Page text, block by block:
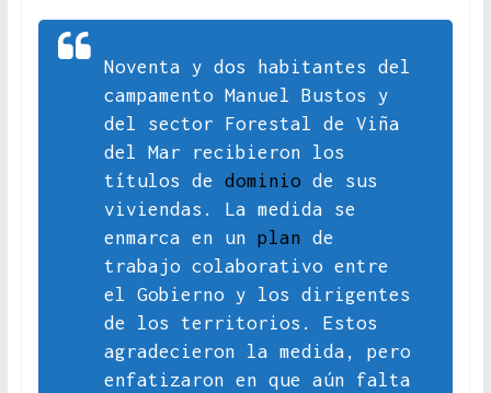
Noventa y dos habitantes del
campamento Manuel Bustos y
del sector Forestal de Viña
del Mar recibieron los
títulos de dominio de sus
viviendas. La medida se
enmarca en un plan de
trabajo colaborativo entre
el Gobierno y los dirigentes
de los territorios. Estos
agradecieron la medida, pero
enfatizaron en que aún falta